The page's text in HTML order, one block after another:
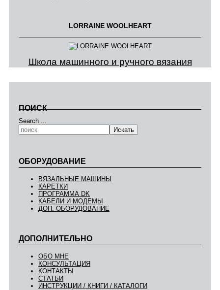
LORRAINE WOOLHEART
Школа машинного и ручного вязания
ПОИСК
Search ...
Искать
ОБОРУДОВАНИЕ
ВЯЗАЛЬНЫЕ МАШИНЫ
КАРЕТКИ
ПРОГРАММА DK
КАБЕЛИ И МОДЕМЫ
ДОП. ОБОРУДОВАНИЕ
ДОПОЛНИТЕЛЬНО
ОБО МНЕ
КОНСУЛЬТАЦИЯ
КОНТАКТЫ
СТАТЬИ
ИНСТРУКЦИИ / КНИГИ / КАТАЛОГИ